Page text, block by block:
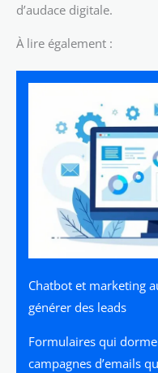
d’audace digitale.
À lire également :
Chatbot et marketing
générer des leads
Formulaires qui
campagnes d’emails